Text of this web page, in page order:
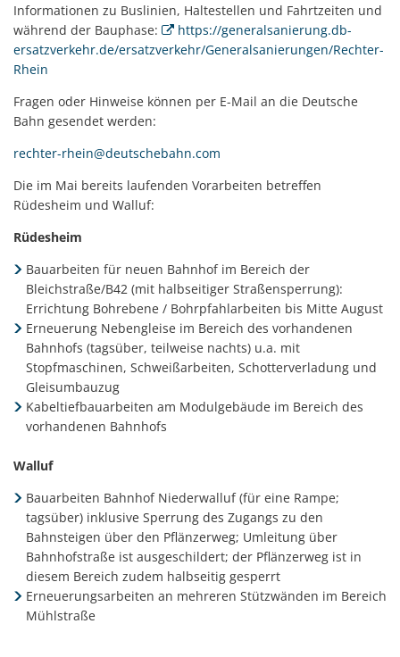
Informationen zu Buslinien, Haltestellen und Fahrtzeiten und
während der Bauphase:
https://generalsanierung.db-
ersatzverkehr.de/ersatzverkehr/Generalsanierungen/Rechter-
Rhein
Fragen oder Hinweise können per E-Mail an die Deutsche
Bahn gesendet werden:
rechter-rhein@deutschebahn.com
Die im Mai bereits laufenden Vorarbeiten betreffen
Rüdesheim und Walluf:
Rüdesheim
Bauarbeiten für neuen Bahnhof im Bereich der
Bleichstraße/B42 (mit halbseitiger Straßensperrung):
Errichtung Bohrebene / Bohrpfahlarbeiten bis Mitte August
Erneuerung Nebengleise im Bereich des vorhandenen
Bahnhofs (tagsüber, teilweise nachts) u.a. mit
Stopfmaschinen, Schweißarbeiten, Schotterverladung und
Gleisumbauzug
Kabeltiefbauarbeiten am Modulgebäude im Bereich des
vorhandenen Bahnhofs
Walluf
Bauarbeiten Bahnhof Niederwalluf (für eine Rampe;
tagsüber) inklusive Sperrung des Zugangs zu den
Bahnsteigen über den Pflänzerweg; Umleitung über
Bahnhofstraße ist ausgeschildert; der Pflänzerweg ist in
diesem Bereich zudem halbseitig gesperrt
Erneuerungsarbeiten an mehreren Stützwänden im Bereich
Mühlstraße